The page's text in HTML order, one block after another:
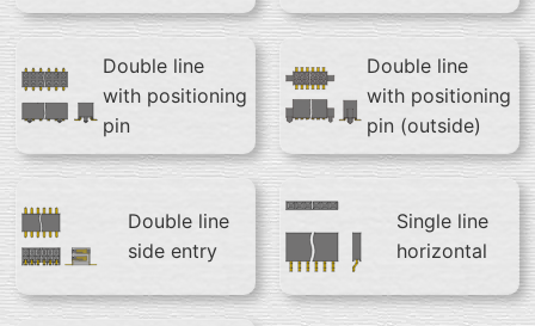
Double line
with positioning
pin
Double line
with positioning
pin (outside)
Double line
side entry
Single line
horizontal